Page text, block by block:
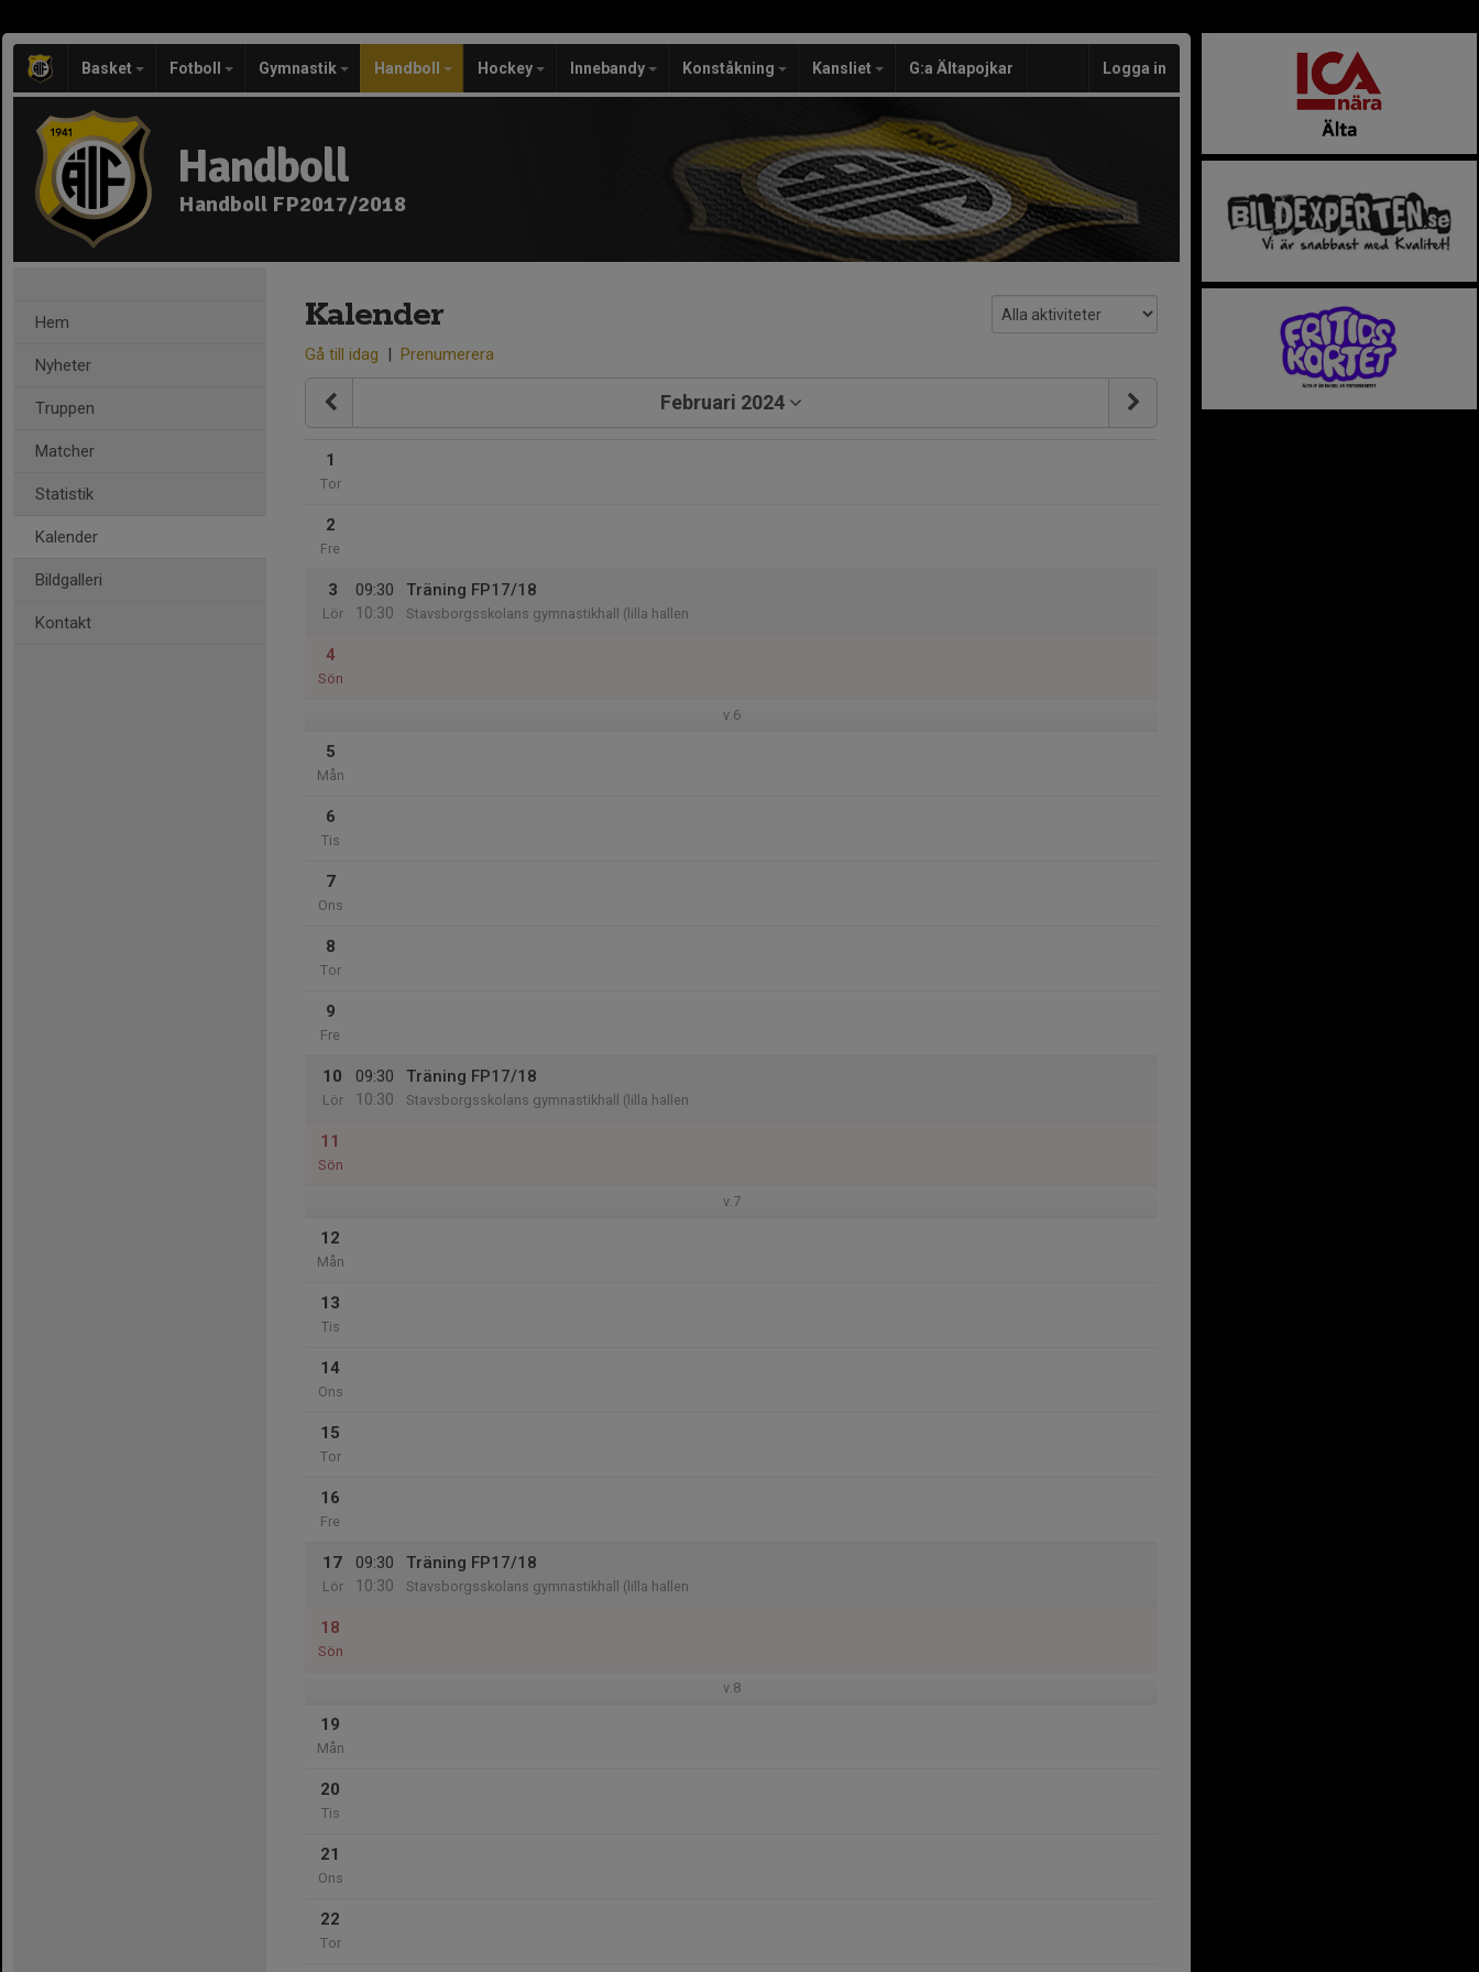
Basket Fotboll Gymnastik Handboll Hockey Innebandy Konståkning Kansliet G:a Ältapojkar Logga in
Handboll
Handboll FP2017/2018
Hem
Nyheter
Truppen
Matcher
Statistik
Kalender
Bildgalleri
Kontakt
Kalender
Gå till idag | Prenumerera
Februari 2024
1
Tor
2
Fre
3
Lör
09:30
10:30
Träning FP17/18
Stavsborgsskolans gymnastikhall (lilla hallen
4
Sön
v.6
5
Mån
6
Tis
7
Ons
8
Tor
9
Fre
10
Lör
09:30
10:30
Träning FP17/18
Stavsborgsskolans gymnastikhall (lilla hallen
11
Sön
v.7
12
Mån
13
Tis
14
Ons
15
Tor
16
Fre
17
Lör
09:30
10:30
Träning FP17/18
Stavsborgsskolans gymnastikhall (lilla hallen
18
Sön
v.8
19
Mån
20
Tis
21
Ons
22
Tor